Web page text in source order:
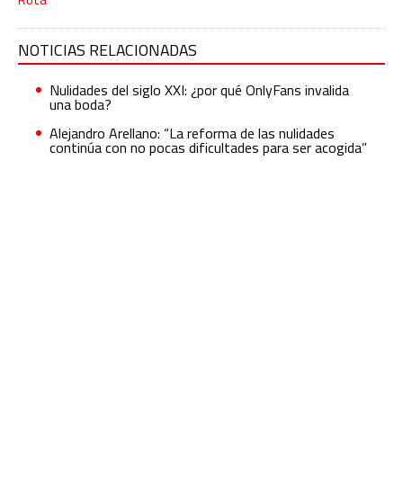
NOTICIAS RELACIONADAS
Nulidades del siglo XXI: ¿por qué OnlyFans invalida
una boda?
Alejandro Arellano: “La reforma de las nulidades
continúa con no pocas dificultades para ser acogida”